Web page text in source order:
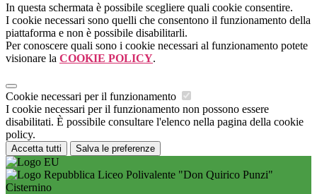
In questa schermata è possibile scegliere quali cookie consentire.
I cookie necessari sono quelli che consentono il funzionamento della
piattaforma e non è possibile disabilitarli.
Per conoscere quali sono i cookie necessari al funzionamento potete
visionare la COOKIE POLICY.
Cookie necessari per il funzionamento
I cookie necessari per il funzionamento non possono essere
disabilitati. È possibile consultare l'elenco nella pagina della cookie
policy.
Accetta tutti Salva le preferenze
Liceo Polivalente "Don Quirico Punzi"
Cisternino